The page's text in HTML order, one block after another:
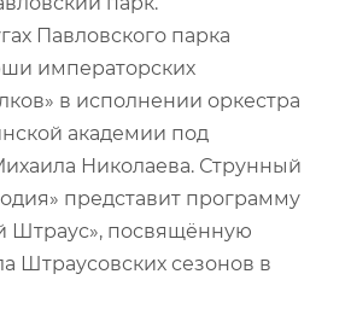
Павловского парка
императорских
в исполнении оркестра
академии под
Николаева. Струнный
представит программу
Штраус», посвящённую
Штраусовских сезонов в